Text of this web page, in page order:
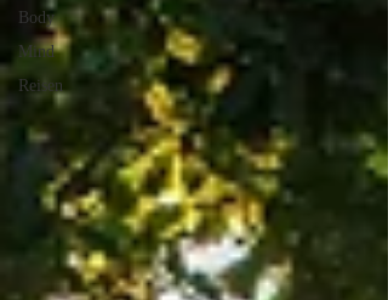
Body
Mind
Reisen